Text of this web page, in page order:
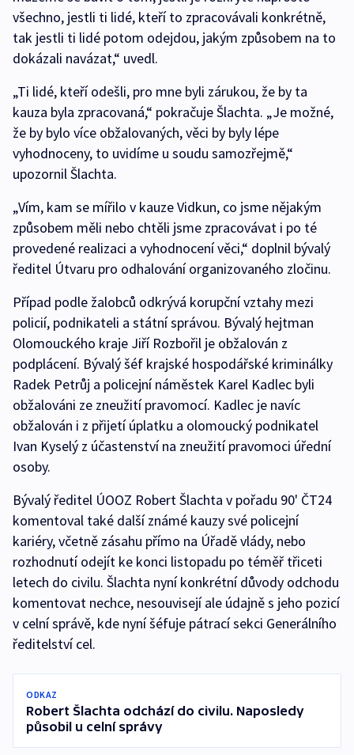
všechno, jestli ti lidé, kteří to zpracovávali konkrétně,
tak jestli ti lidé potom odejdou, jakým způsobem na to
dokázali navázat,“ uvedl.
„Ti lidé, kteří odešli, pro mne byli zárukou, že by ta
kauza byla zpracovaná,“ pokračuje Šlachta. „Je možné,
že by bylo více obžalovaných, věci by byly lépe
vyhodnoceny, to uvidíme u soudu samozřejmě,“
upozornil Šlachta.
„Vím, kam se mířilo v kauze Vidkun, co jsme nějakým
způsobem měli nebo chtěli jsme zpracovávat i po té
provedené realizaci a vyhodnocení věci,“ doplnil bývalý
ředitel Útvaru pro odhalování organizovaného zločinu.
Případ podle žalobců odkrývá korupční vztahy mezi
policií, podnikateli a státní správou. Bývalý hejtman
Olomouckého kraje Jiří Rozbořil je obžalován z
podplácení. Bývalý šéf krajské hospodářské kriminálky
Radek Petrůj a policejní náměstek Karel Kadlec byli
obžalováni ze zneužití pravomocí. Kadlec je navíc
obžalován i z přijetí úplatku a olomoucký podnikatel
Ivan Kyselý z účastenství na zneužití pravomoci úřední
osoby.
Bývalý ředitel ÚOOZ Robert Šlachta v pořadu 90' ČT24
komentoval také další známé kauzy své policejní
kariéry, včetně zásahu přímo na Úřadě vlády, nebo
rozhodnutí odejít ke konci listopadu po téměř třiceti
letech do civilu. Šlachta nyní konkrétní důvody odchodu
komentovat nechce, nesouvisejí ale údajně s jeho pozicí
v celní správě, kde nyní šéfuje pátrací sekci Generálního
ředitelství cel.
ODKAZ
Robert Šlachta odchází do civilu. Naposledy
působil u celní správy